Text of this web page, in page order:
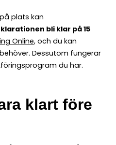
plats kan
bli klar på 15
Online, och du kan
Dessutom fungerar
du har.
klart före